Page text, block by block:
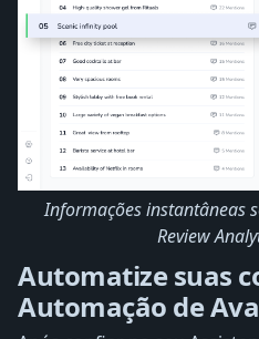
Informações instantâneas
Review
Automatize suas
Automação de